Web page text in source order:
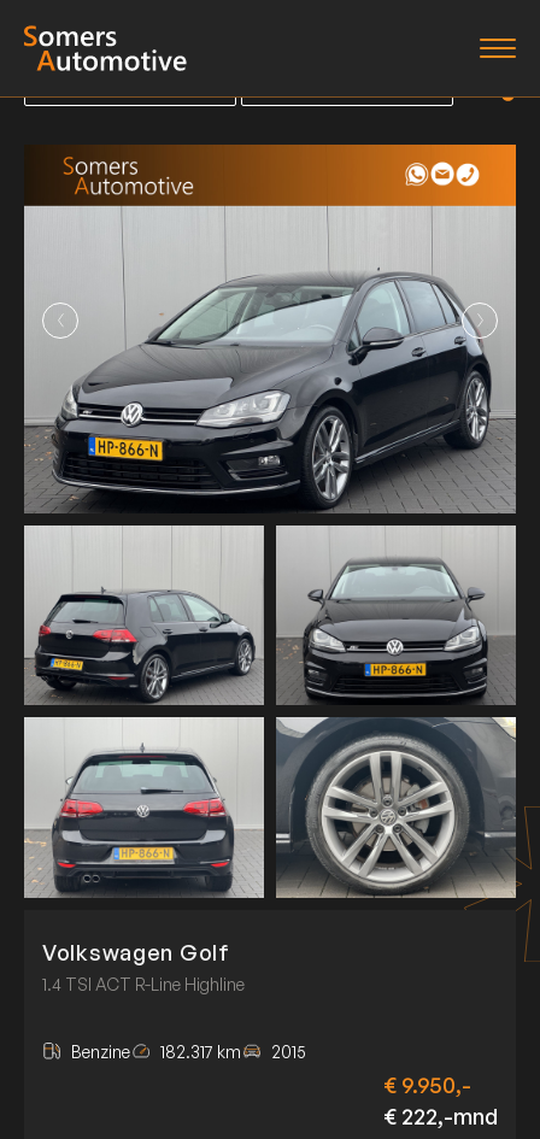
Diensten
Verkocht
Contact
Terug naar overzicht
Terug naar overzicht
Volkswagen Golf
1.4 TSI ACT R-Line Highline
Benzine 182.317 km 2015
€ 9.950,-
€ 222,-mnd